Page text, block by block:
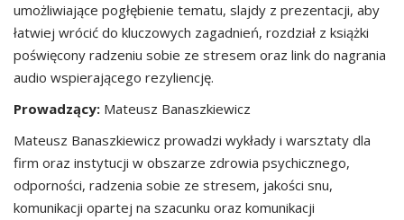
umożliwiające pogłębienie tematu, slajdy z prezentacji, aby
łatwiej wrócić do kluczowych zagadnień, rozdział z książki
poświęcony radzeniu sobie ze stresem oraz link do nagrania
audio wspierającego rezyliencję.
Prowadzący: Mateusz Banaszkiewicz
Mateusz Banaszkiewicz prowadzi wykłady i warsztaty dla
firm oraz instytucji w obszarze zdrowia psychicznego,
odporności, radzenia sobie ze stresem, jakości snu,
komunikacji opartej na szacunku oraz komunikacji